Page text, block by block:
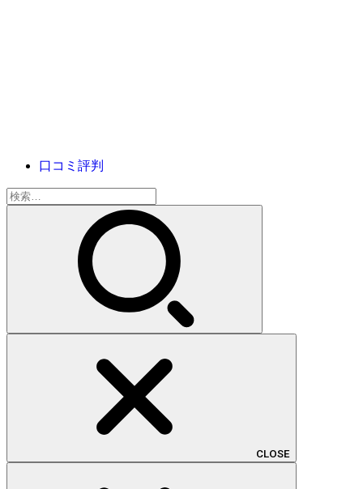
口コミ評判
検
索:
CLOSE